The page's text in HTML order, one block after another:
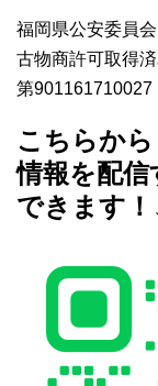
福岡県公安委員会
古物商許可取得
第901161710027
こちらか
情報を配
できます！